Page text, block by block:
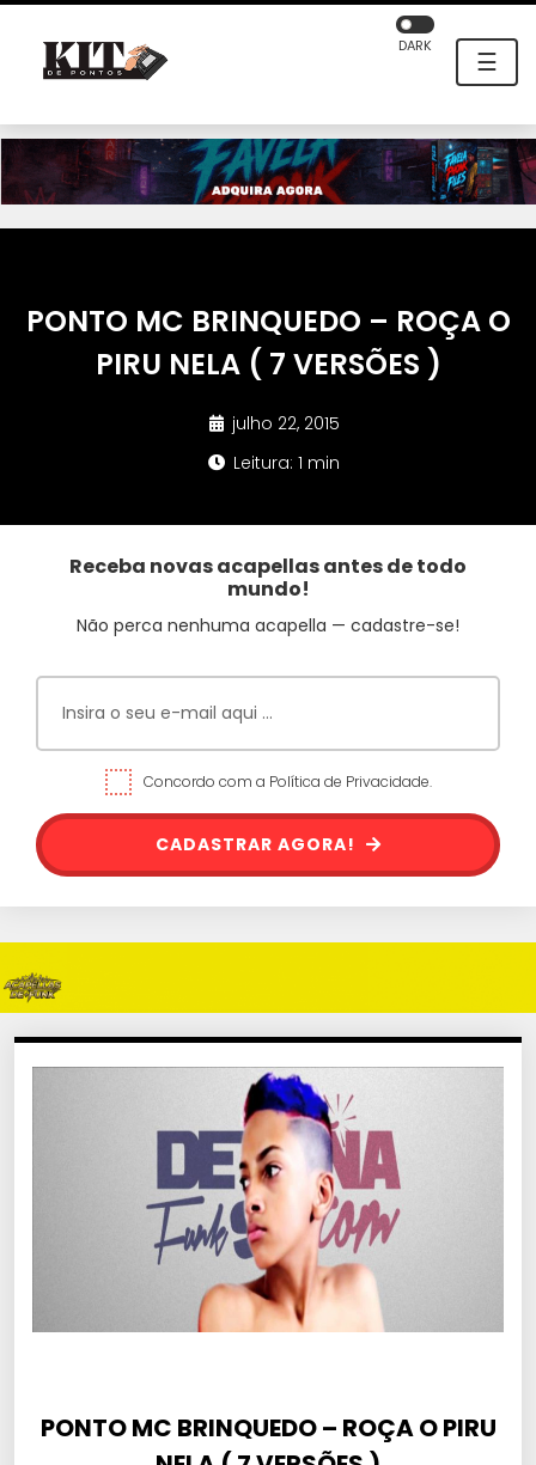
☰
DARK
PONTO MC BRINQUEDO – ROÇA O
PIRU NELA ( 7 VERSÕES )
julho 22, 2015
Leitura: 1 min
Receba novas acapellas antes de todo
mundo!
Não perca nenhuma acapella — cadastre-se!
Concordo com a Política de Privacidade.
CADASTRAR AGORA!
PONTO MC BRINQUEDO – ROÇA O PIRU